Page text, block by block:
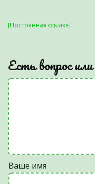
[Постоянная ссылка]
Есть вопрос
Ваше имя